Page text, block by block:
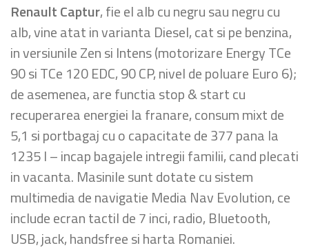
Renault Captur, fie el alb cu negru sau negru cu
alb, vine atat in varianta Diesel, cat si pe benzina,
in versiunile Zen si Intens (motorizare Energy TCe
90 si TCe 120 EDC, 90 CP, nivel de poluare Euro 6);
de asemenea, are functia stop & start cu
recuperarea energiei la franare, consum mixt de
5,1 si portbagaj cu o capacitate de 377 pana la
1235 l – incap bagajele intregii familii, cand plecati
in vacanta. Masinile sunt dotate cu sistem
multimedia de navigatie Media Nav Evolution, ce
include ecran tactil de 7 inci, radio, Bluetooth,
USB, jack, handsfree si harta Romaniei.